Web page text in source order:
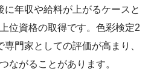
年収や給料が上がるケースと
位資格の取得です。色彩検定2
門家としての評価が高まり、
ながることがあります。